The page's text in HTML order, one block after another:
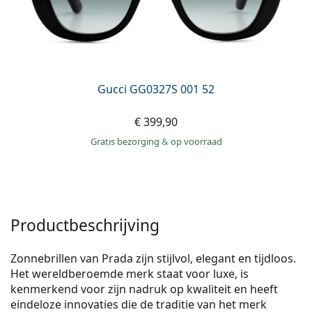
Gucci GG0327S 001 52
€ 399,90
Gratis bezorging & op voorraad
Productbeschrijving
Zonnebrillen van Prada zijn stijlvol, elegant en tijdloos.
Het wereldberoemde merk staat voor luxe, is
kenmerkend voor zijn nadruk op kwaliteit en heeft
eindeloze innovaties die de traditie van het merk